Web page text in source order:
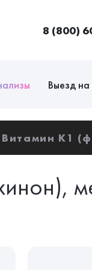
8 (800)
Выезд
Витамин K1